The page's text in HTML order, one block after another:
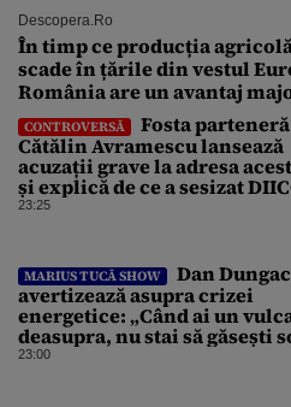
Descopera.ro
În timp ce producția
scade în țările din vestul
România are un avantaj
CONTROVERSĂ
Fosta
Cătălin Avramescu lansează
acuzații grave la adresa
și explică de ce a sesizat
„Făcea baie complet
23:25
MARIUS TUCĂ SHOW
Dan
avertizează asupra crizei
energetice: „Când ai un
deasupra, nu stai să găsești
cu leucoplast”
23:00